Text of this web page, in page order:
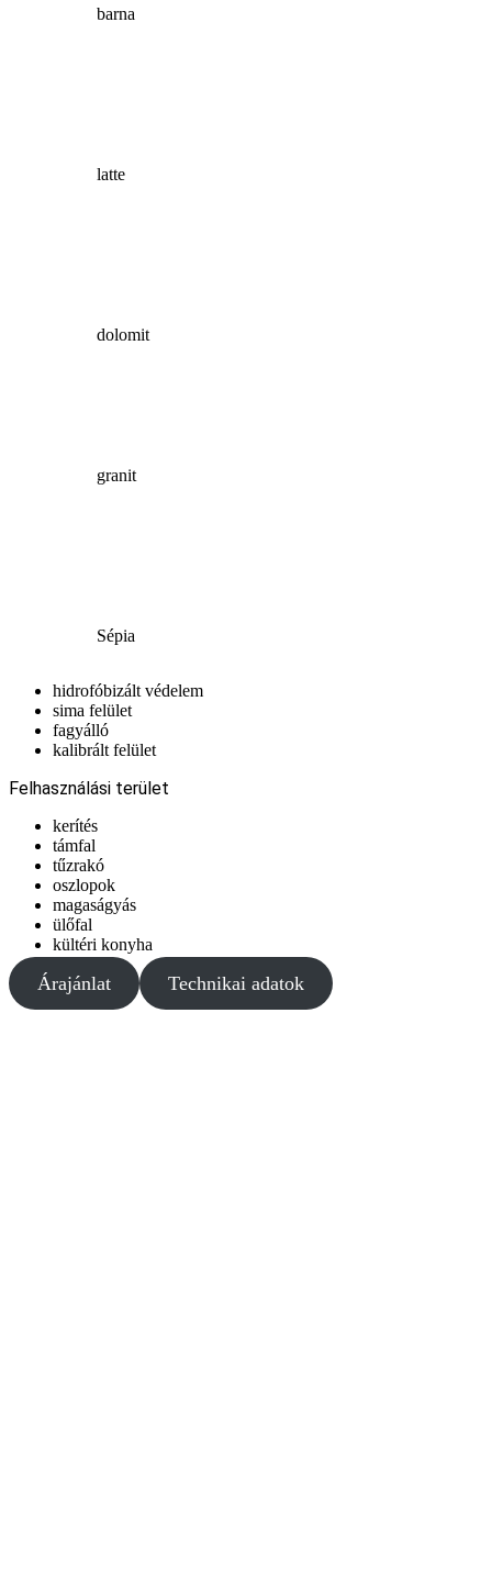
barna
latte
dolomit
granit
Sépia
hidrofóbizált védelem
sima felület
fagyálló
kalibrált felület
Felhasználási terület
kerítés
támfal
tűzrakó
oszlopok
magaságyás
ülőfal
kültéri konyha
Árajánlat Technikai adatok